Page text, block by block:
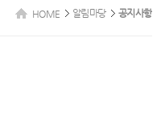
HOME 알림마당 공지사항